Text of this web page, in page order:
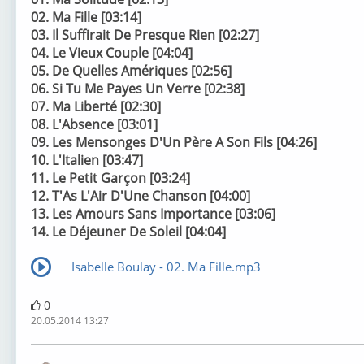
02. Ma Fille [03:14]
03. Il Suffirait De Presque Rien [02:27]
04. Le Vieux Couple [04:04]
05. De Quelles Amériques [02:56]
06. Si Tu Me Payes Un Verre [02:38]
07. Ma Liberté [02:30]
08. L'Absence [03:01]
09. Les Mensonges D'Un Père A Son Fils [04:26]
10. L'Italien [03:47]
11. Le Petit Garçon [03:24]
12. T'As L'Air D'Une Chanson [04:00]
13. Les Amours Sans Importance [03:06]
14. Le Déjeuner De Soleil [04:04]
Isabelle Boulay - 02. Ma Fille.mp3
0
20.05.2014 13:27